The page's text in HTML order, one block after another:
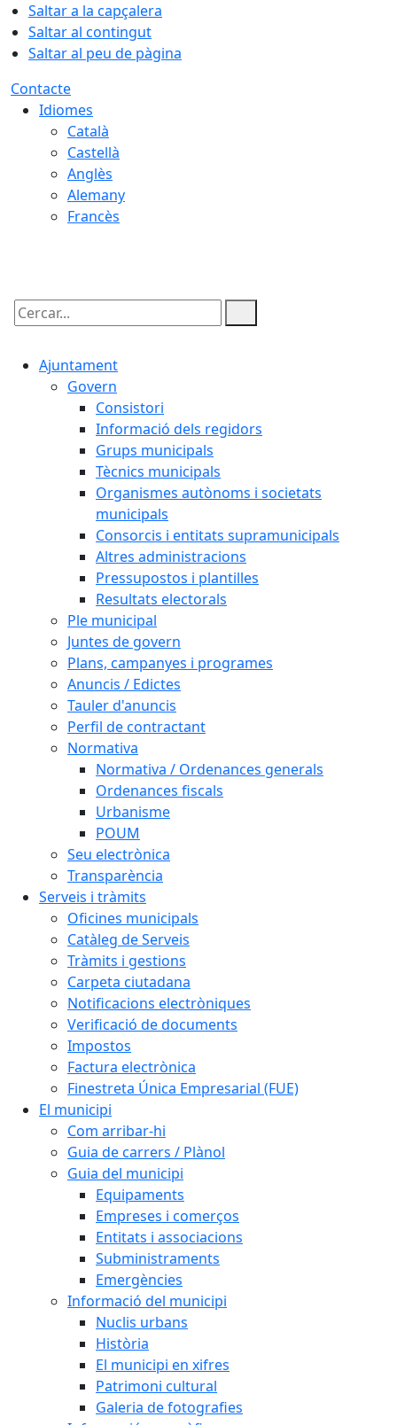
Saltar a la capçalera
Saltar al contingut
Saltar al peu de pàgina
Contacte
Idiomes
Català
Castellà
Anglès
Alemany
Francès
Cercar:
Ajuntament
Govern
Consistori
Informació dels regidors
Grups municipals
Tècnics municipals
Organismes autònoms i societats
municipals
Consorcis i entitats supramunicipals
Altres administracions
Pressupostos i plantilles
Resultats electorals
Ple municipal
Juntes de govern
Plans, campanyes i programes
Anuncis / Edictes
Tauler d'anuncis
Perfil de contractant
Normativa
Normativa / Ordenances generals
Ordenances fiscals
Urbanisme
POUM
Seu electrònica
Transparència
Serveis i tràmits
Oficines municipals
Catàleg de Serveis
Tràmits i gestions
Carpeta ciutadana
Notificacions electròniques
Verificació de documents
Impostos
Factura electrònica
Finestreta Única Empresarial (FUE)
El municipi
Com arribar-hi
Guia de carrers / Plànol
Guia del municipi
Equipaments
Empreses i comerços
Entitats i associacions
Subministraments
Emergències
Informació del municipi
Nuclis urbans
Història
El municipi en xifres
Patrimoni cultural
Galeria de fotografies